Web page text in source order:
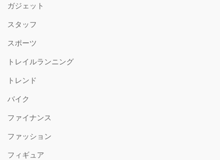
ガジェット
スタッフ
スポーツ
トレイルランニング
トレンド
バイク
ファイナンス
ファッション
フィギュア